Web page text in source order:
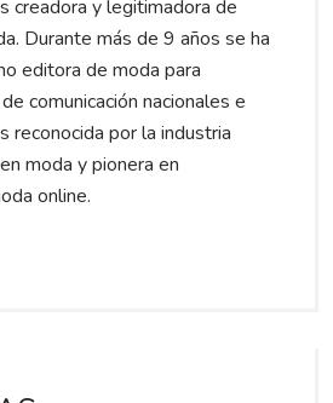
creadora y legitimadora de
Durante más de 9 años se ha
editora de moda para
comunicación nacionales e
reconocida por la industria
moda y pionera en
online.